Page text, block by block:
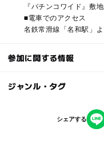
『パチンコワイド』敷
■電車でのアクセス
名鉄常滑線「名和駅」
参加に関する情報
対象年齢
3歳･4歳･5歳･6歳(幼児)
ジャンル・タグ
シェアする